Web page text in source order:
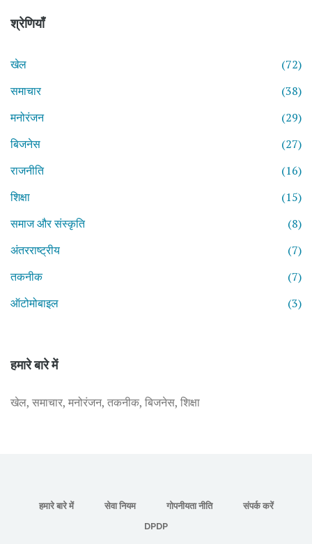
श्रेणियाँ
खेल
(72)
समाचार
(38)
मनोरंजन
(29)
बिजनेस
(27)
राजनीति
(16)
शिक्षा
(15)
समाज और संस्कृति
(8)
अंतरराष्ट्रीय
(7)
तकनीक
(7)
ऑटोमोबाइल
(3)
हमारे बारे में
खेल, समाचार, मनोरंजन, तकनीक, बिजनेस, शिक्षा
हमारे बारे में सेवा नियम गोपनीयता नीति
संपर्क करें
DPDP